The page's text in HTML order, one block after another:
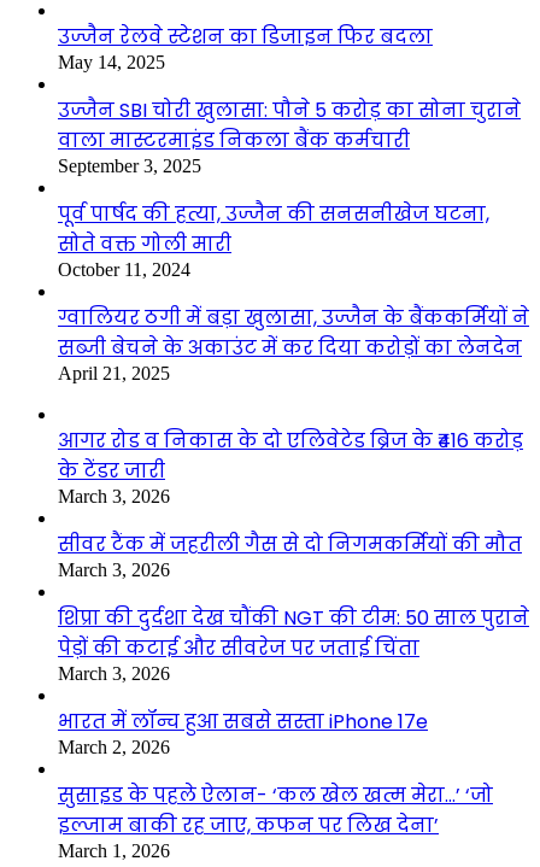
उज्जैन रेलवे स्टेशन का डिजाइन फिर बदला
May 14, 2025
उज्जैन SBI चोरी खुलासा: पौने 5 करोड़ का सोना चुराने
वाला मास्टरमाइंड निकला बैंक कर्मचारी
September 3, 2025
पूर्व पार्षद की हत्या, उज्जैन की सनसनीखेज घटना,
सोते वक्त गोली मारी
October 11, 2024
ग्वालियर ठगी में बड़ा खुलासा, उज्जैन के बैंककर्मियों ने
सब्जी बेचने के अकाउंट में कर दिया करोड़ों का लेनदेन
April 21, 2025
आगर रोड व निकास के दो एलिवेटेड ब्रिज के ₹416 करोड़
के टेंडर जारी
March 3, 2026
सीवर टैंक में जहरीली गैस से दो निगमकर्मियों की मौत
March 3, 2026
शिप्रा की दुर्दशा देख चौंकी NGT की टीम: 50 साल पुराने
पेड़ों की कटाई और सीवरेज पर जताई चिंता
March 3, 2026
भारत में लॉन्च हुआ सबसे सस्ता iPhone 17e
March 2, 2026
सुसाइड के पहले ऐलान- ‘कल खेल खत्म मेरा…’ ‘जो
इल्जाम बाकी रह जाए, कफन पर लिख देना’
March 1, 2026